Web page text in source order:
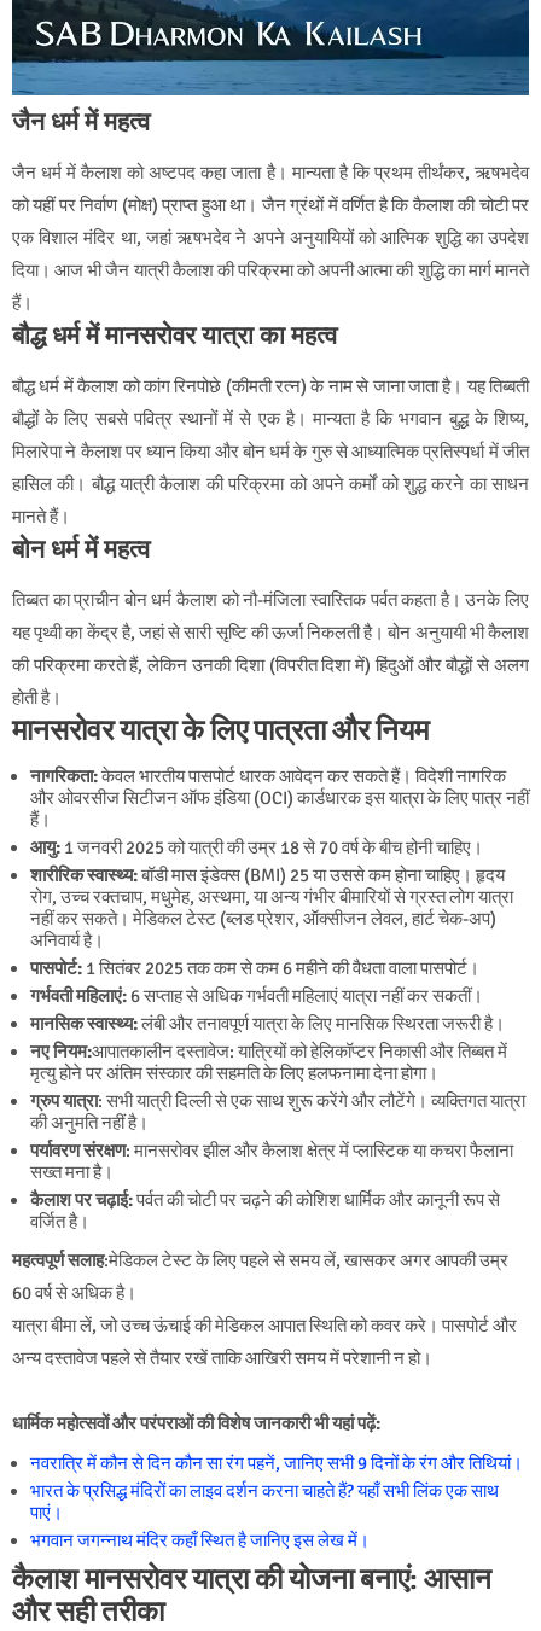
जैन धर्म में महत्व
जैन धर्म में कैलाश को अष्टपद कहा जाता है। मान्यता है कि प्रथम तीर्थंकर, ऋषभदेव
को यहीं पर निर्वाण (मोक्ष) प्राप्त हुआ था। जैन ग्रंथों में वर्णित है कि कैलाश की चोटी पर
एक विशाल मंदिर था, जहां ऋषभदेव ने अपने अनुयायियों को आत्मिक शुद्धि का उपदेश
दिया। आज भी जैन यात्री कैलाश की परिक्रमा को अपनी आत्मा की शुद्धि का मार्ग मानते
हैं।
बौद्ध धर्म में मानसरोवर यात्रा का महत्व
बौद्ध धर्म में कैलाश को कांग रिनपोछे (कीमती रत्न) के नाम से जाना जाता है। यह तिब्बती
बौद्धों के लिए सबसे पवित्र स्थानों में से एक है। मान्यता है कि भगवान बुद्ध के शिष्य,
मिलारेपा ने कैलाश पर ध्यान किया और बोन धर्म के गुरु से आध्यात्मिक प्रतिस्पर्धा में जीत
हासिल की। बौद्ध यात्री कैलाश की परिक्रमा को अपने कर्मों को शुद्ध करने का साधन
मानते हैं।
बोन धर्म में महत्व
तिब्बत का प्राचीन बोन धर्म कैलाश को नौ-मंजिला स्वास्तिक पर्वत कहता है। उनके लिए
यह पृथ्वी का केंद्र है, जहां से सारी सृष्टि की ऊर्जा निकलती है। बोन अनुयायी भी कैलाश
की परिक्रमा करते हैं, लेकिन उनकी दिशा (विपरीत दिशा में) हिंदुओं और बौद्धों से अलग
होती है।
मानसरोवर यात्रा के लिए पात्रता और नियम
नागरिकता:केवल भारतीय पासपोर्ट धारक आवेदन कर सकते हैं। विदेशी नागरिक
और ओवरसीज सिटीजन ऑफ इंडिया (OCI) कार्डधारक इस यात्रा के लिए पात्र नहीं
हैं।
आयु: 1 जनवरी 2025 को यात्री की उम्र 18 से 70 वर्ष के बीच होनी चाहिए।
शारीरिक स्वास्थ्य:बॉडी मास इंडेक्स (BMI) 25 या उससे कम होना चाहिए। हृदय
रोग, उच्च रक्तचाप, मधुमेह, अस्थमा, या अन्य गंभीर बीमारियों से ग्रस्त लोग यात्रा
नहीं कर सकते। मेडिकल टेस्ट (ब्लड प्रेशर, ऑक्सीजन लेवल, हार्ट चेक-अप)
अनिवार्य है।
पासपोर्ट: 1 सितंबर 2025 तक कम से कम 6 महीने की वैधता वाला पासपोर्ट।
गर्भवती महिलाएं:6 सप्ताह से अधिक गर्भवती महिलाएं यात्रा नहीं कर सकतीं।
मानसिक स्वास्थ्य:लंबी और तनावपूर्ण यात्रा के लिए मानसिक स्थिरता जरूरी है।
नए नियम:आपातकालीन दस्तावेज: यात्रियों को हेलिकॉप्टर निकासी और तिब्बत में
मृत्यु होने पर अंतिम संस्कार की सहमति के लिए हलफनामा देना होगा।
ग्रुप यात्रा: सभी यात्री दिल्ली से एक साथ शुरू करेंगे और लौटेंगे। व्यक्तिगत यात्रा
की अनुमति नहीं है।
पर्यावरण संरक्षण: मानसरोवर झील और कैलाश क्षेत्र में प्लास्टिक या कचरा फैलाना
सख्त मना है।
कैलाश पर चढ़ाई:पर्वत की चोटी पर चढ़ने की कोशिश धार्मिक और कानूनी रूप से
वर्जित है।
महत्वपूर्ण सलाह:मेडिकल टेस्ट के लिए पहले से समय लें, खासकर अगर आपकी उम्र
60 वर्ष से अधिक है।
यात्रा बीमा लें, जो उच्च ऊंचाई की मेडिकल आपात स्थिति को कवर करे। पासपोर्ट और
अन्य दस्तावेज पहले से तैयार रखें ताकि आखिरी समय में परेशानी न हो।
धार्मिक महोत्सवों और परंपराओं की विशेष जानकारी भी यहां पढ़ें:
नवरात्रि में कौन से दिन कौन सा रंग पहनें, जानिए सभी 9 दिनों के रंग और तिथियां।
भारत के प्रसिद्ध मंदिरों का लाइव दर्शन करना चाहते हैं? यहाँ सभी लिंक एक साथ
पाएं।
भगवान जगन्नाथ मंदिर कहाँ स्थित है जानिए इस लेख में।
कैलाश मानसरोवर यात्रा की योजना बनाएं: आसान
और सही तरीका